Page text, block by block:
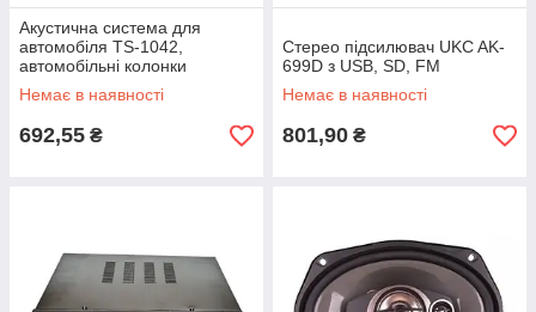
Акустична система для
автомобіля TS-1042,
автомобільні колонки
Немає в наявності
692,55 ₴
Стерео підсилювач UKC AK-
699D з USB, SD, FM
Немає в наявності
801,90 ₴